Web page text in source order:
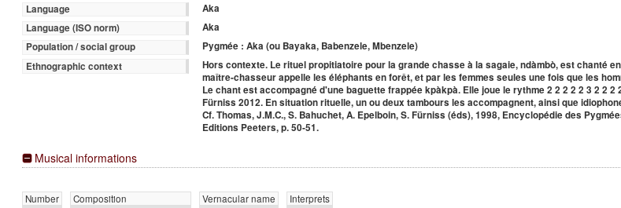
Language
Aka
Language (ISO norm)
Aka
Population / social group
Pygmée : Aka (ou Bayaka, Babenzele, Mbenzele)
Ethnographic context
Hors contexte. Le rituel propitiatoire pour la grande chasse à la sagaie, ndàmbò, est chanté
maître-chasseur appelle les éléphants en forêt, et par les femmes seules une fois que les
Le chant est accompagné d'une baguette frappée kpàkpà. Elle joue le rythme 2 2 2 2 2 3 2 2
Fürniss 2012. En situation rituelle, un ou deux tambours les accompagnent, ainsi que
Cf. Thomas, J.M.C., S. Bahuchet, A. Epelboin, S. Fürniss (éds), 1998, Encyclopédie des
Editions Peeters, p. 50-51.
Musical informations
Number Composition Vernacular name
Interprets